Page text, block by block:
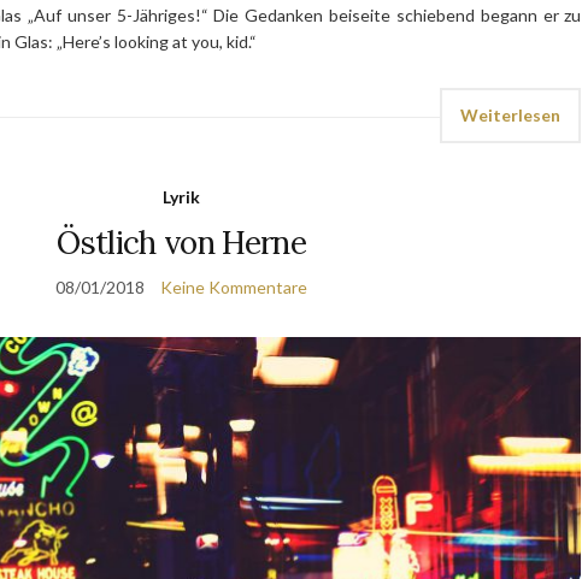
„Auf unser 5-Jähriges!“ Die Gedanken beiseite schiebend begann er zu
„Here’s looking at you, kid.“
Weiterlesen
Lyrik
Östlich von Herne
08/01/2018 Keine Kommentare